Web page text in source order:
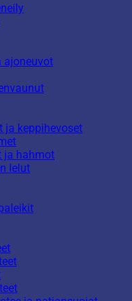
ajoneuvot
ja keppihevoset
ja hahmot
lelut